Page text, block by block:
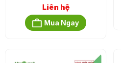
Liên hệ
Mua Ngay